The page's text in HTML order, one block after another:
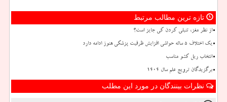
تازه ترین مطالب مرتبط
از نظر مغز، تنبلی کردن کی جایز است؟
یک اختلاف ۵ ساله حواشی افزایش ظرفیت پزشکی هنوز ادامه دارد
انتخاب ریل کشو مناسب
برگزیدگان ترویج علم سال 1404
نظرات بینندگان در مورد این مطلب